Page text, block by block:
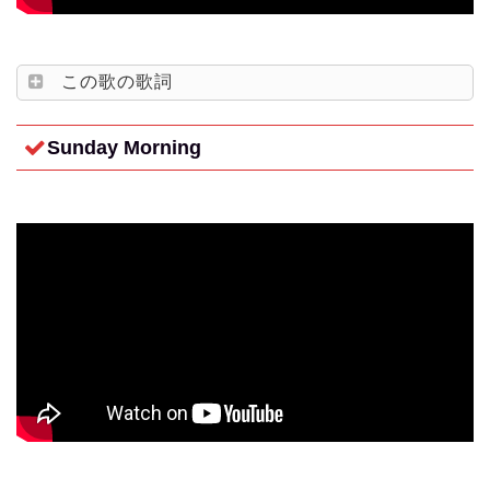
この歌の歌詞
Sunday Morning